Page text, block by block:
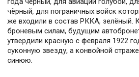
чёрный, для пограничных войск
же входили в состав РККА, зелёный.
броневым силам, будущим
утвердили красную с февраля 1922
суконную звезду, а конвойной
синюю.